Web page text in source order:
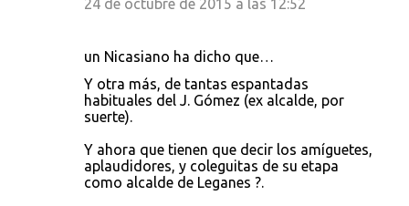
24 de octubre de 2015 a las 12:52
un Nicasiano ha dicho que…
Y otra más, de tantas espantadas
habituales del J. Gómez (ex alcalde, por
suerte).
Y ahora que tienen que decir los amíguetes,
aplaudidores, y coleguitas de su etapa
como alcalde de Leganes ?.